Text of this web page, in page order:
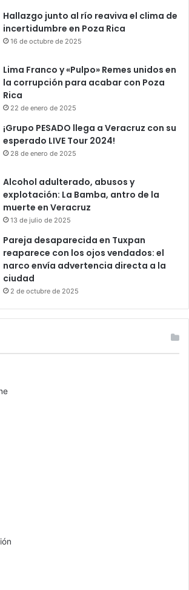
Hallazgo junto al río reaviva el clima de
incertidumbre en Poza Rica
16 de octubre de 2025
Lima Franco y «Pulpo» Remes unidos en
la corrupción para acabar con Poza
Rica
22 de enero de 2025
¡Grupo PESADO llega a Veracruz con su
esperado LIVE Tour 2024!
28 de enero de 2025
Alcohol adulterado, abusos y
explotación: La Bamba, antro de la
muerte en Veracruz
13 de julio de 2025
Pareja desaparecida en Tuxpan
reaparece con los ojos vendados: el
narco envía advertencia directa a la
ciudad
2 de octubre de 2025